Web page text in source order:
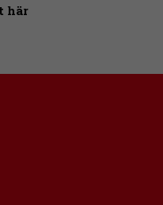
här